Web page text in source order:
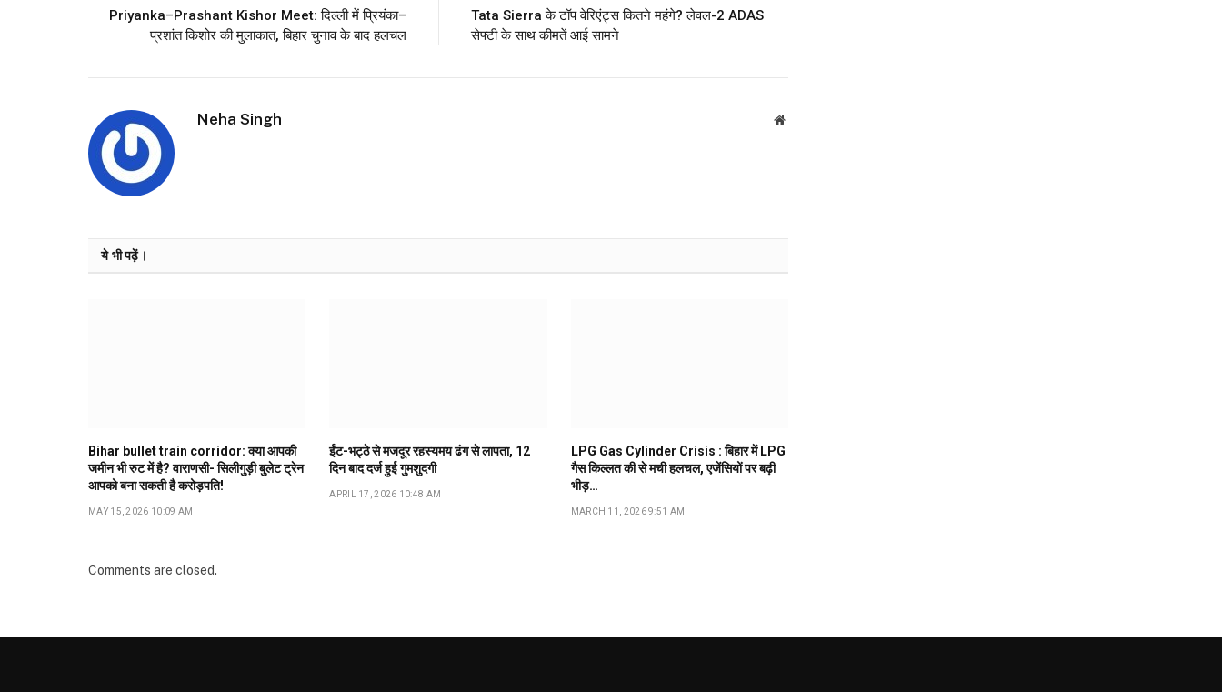
Priyanka–Prashant Kishor Meet: दिल्ली में प्रियंका–
प्रशांत किशोर की मुलाकात, बिहार चुनाव के बाद हलचल
Tata Sierra के टॉप वेरिएंट्स कितने महंगे? लेवल-2 ADAS
सेफ्टी के साथ कीमतें आई सामने
Neha Singh Website
ये भी पढ़ें।
Bihar bullet train corridor: क्या आपकी
जमीन भी रुट में है? वाराणसी- सिलीगुड़ी बुलेट ट्रेन
आपको बना सकती है करोड़पति!
MAY 15, 2026 10:09 AM
ईंट-भट्ठे से मजदूर रहस्यमय ढंग से लापता, 12
दिन बाद दर्ज हुई गुमशुदगी
APRIL 17, 2026 10:48 AM
LPG Gas Cylinder Crisis : बिहार में LPG
गैस किल्लत की से मची हलचल, एजेंसियों पर बढ़ी
भीड़…
MARCH 11, 2026 9:51 AM
Comments are closed.